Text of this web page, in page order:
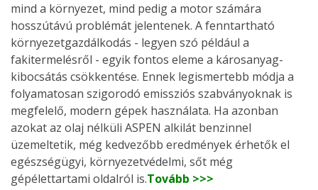
mind a környezet, mind pedig a motor számára
hosszútávú problémát jelentenek. A fenntartható
környezetgazdálkodás - legyen szó például a
fakitermelésről - egyik fontos eleme a károsanyag-
kibocsátás csökkentése. Ennek legismertebb módja a
folyamatosan szigorodó emissziós szabványoknak is
megfelelő, modern gépek használata. Ha azonban
azokat az olaj nélküli ASPEN alkilát benzinnel
üzemeltetik, még kedvezőbb eredmények érhetők el
egészségügyi, környezetvédelmi, sőt még
gépélettartami oldalról is.Tovább >>>